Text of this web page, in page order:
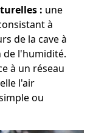
: une
à
de la cave à
de l'humidité.
à un réseau
l'air
ou